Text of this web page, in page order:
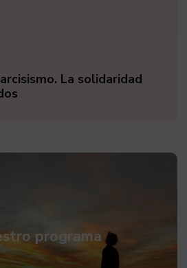
La solidaridad
programa